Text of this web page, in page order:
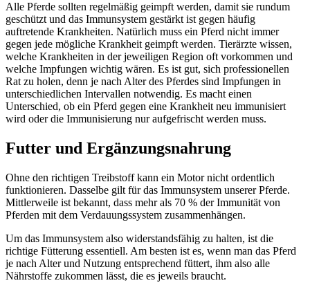
Alle Pferde sollten regelmäßig geimpft werden, damit sie rundum
geschützt und das Immunsystem gestärkt ist gegen häufig
auftretende Krankheiten. Natürlich muss ein Pferd nicht immer
gegen jede mögliche Krankheit geimpft werden. Tierärzte wissen,
welche Krankheiten in der jeweiligen Region oft vorkommen und
welche Impfungen wichtig wären. Es ist gut, sich professionellen
Rat zu holen, denn je nach Alter des Pferdes sind Impfungen in
unterschiedlichen Intervallen notwendig. Es macht einen
Unterschied, ob ein Pferd gegen eine Krankheit neu immunisiert
wird oder die Immunisierung nur aufgefrischt werden muss.
Futter und Ergänzungsnahrung
Ohne den richtigen Treibstoff kann ein Motor nicht ordentlich
funktionieren. Dasselbe gilt für das Immunsystem unserer Pferde.
Mittlerweile ist bekannt, dass mehr als 70 % der Immunität von
Pferden mit dem Verdauungssystem zusammenhängen.
Um das Immunsystem also widerstandsfähig zu halten, ist die
richtige Fütterung essentiell. Am besten ist es, wenn man das Pferd
je nach Alter und Nutzung entsprechend füttert, ihm also alle
Nährstoffe zukommen lässt, die es jeweils braucht.